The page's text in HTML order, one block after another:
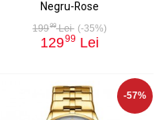
Negru-Rose
19999Lei (-35%)
12999 Lei
-57%